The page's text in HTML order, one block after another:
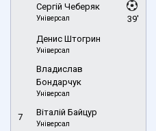
Сергій Чеберяк
Універсал
39'
Денис Штогрин
Універсал
Владислав
Бондарчук
Універсал
7 Віталій Байцур
Універсал